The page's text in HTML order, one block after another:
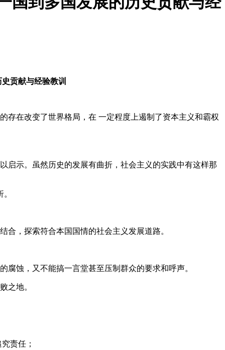
贡献与经验教训
存在改变了世界格局，在 一定程度上遏制了资本主义和霸权
启示。虽然历史的发展有曲折，社会主义的实践中有这样那
，探索符合本国国情的社会主义发展道路。
蚀，又不能搞一言堂甚至压制群众的要求和呼声。
之地。
责任；